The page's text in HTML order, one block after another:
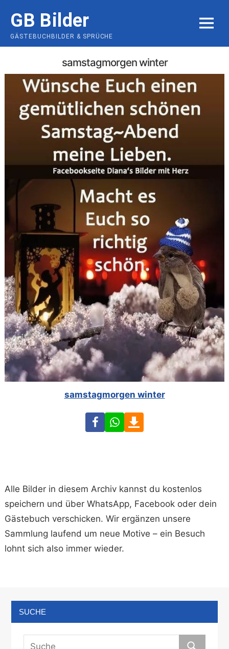
content
GB Bilder
GÄSTEBUCHBILDER & SPRÜCHE
MENU
samstagmorgen winter
samstagmorgen winter
FacebookWhatsApp
Alle Bilder in diesem Archiv kannst du kostenlos
speichern und über WhatsApp, Facebook oder dein
Gästebuch verschicken. Wir ergänzen unsere
Sammlung laufend um neue Motive – ein Besuch
lohnt sich also immer wieder.
SUCHE